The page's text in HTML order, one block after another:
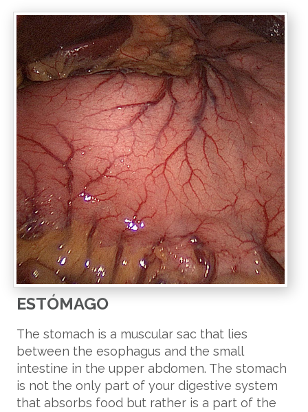
ESTÓMAGO
The stomach is a muscular sac that lies
between the esophagus and the small
intestine in the upper abdomen. The stomach
is not the only part of your digestive system
that absorbs food but rather is a part of the